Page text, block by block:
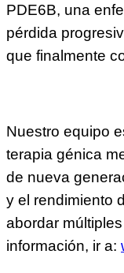
PDE6B, una
pérdida
que finalmente
Nuestro equipo
terapia génica
de nueva
y el rendimiento
abordar
información, ir a: